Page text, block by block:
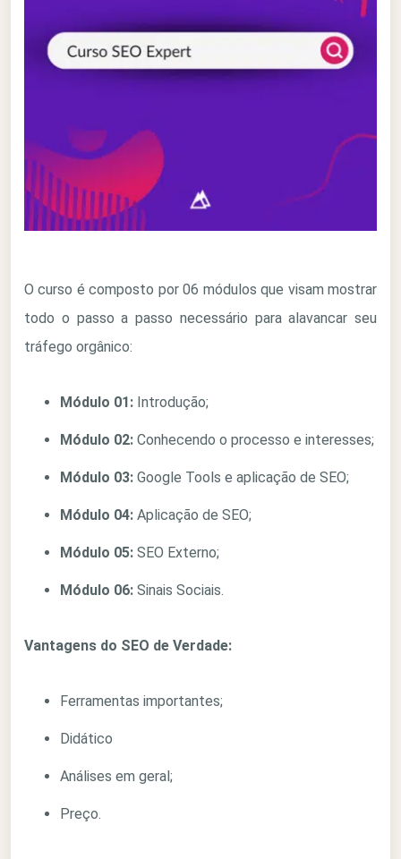
O curso é composto por 06 módulos que visam mostrar
todo o passo a passo necessário para alavancar seu
tráfego orgânico:
Módulo 01: Introdução;
Módulo 02: Conhecendo o processo e interesses;
Módulo 03: Google Tools e aplicação de SEO;
Módulo 04: Aplicação de SEO;
Módulo 05: SEO Externo;
Módulo 06: Sinais Sociais.
Vantagens do SEO de Verdade:
Ferramentas importantes;
Didático
Análises em geral;
Preço.